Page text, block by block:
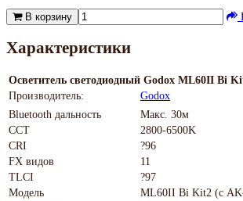
В корзину
Характеристики
Осветитель светодиодный Godox ML60II Bi
Производитель:
Godox
Bluetooth дальность
Mакс. 30м
CCT
2800-6500K
CRI
?96
FX видов
11
TLCI
?97
Модель
ML60II Bi Kit2 (с